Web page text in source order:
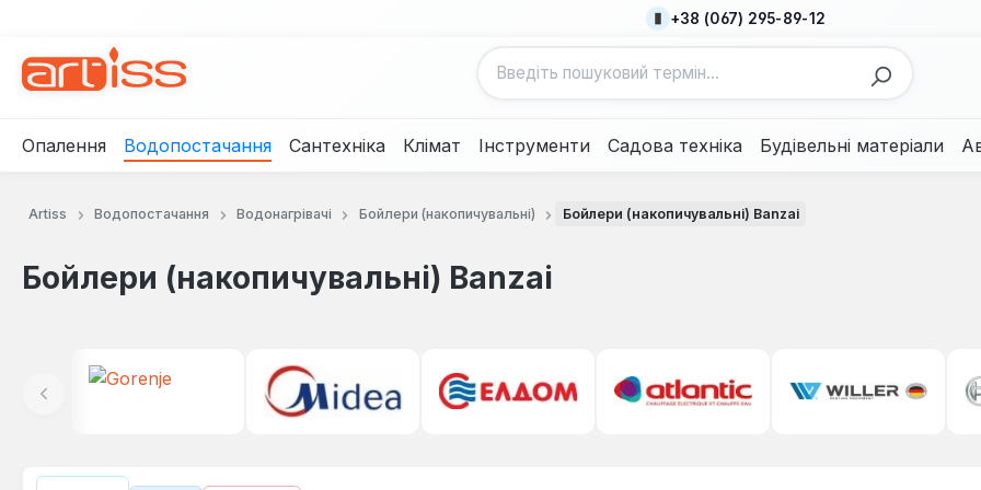
+38 (067) 295-89-12
Опалення Водопостачання Сантехніка Клімат Інструменти Садова техніка Будівельні матеріали
Artiss Водопостачання Водонагрівачі Бойлери (накопичувальні) Бойлери (накопичувальні) Banzai
Бойлери (накопичувальні) Banzai